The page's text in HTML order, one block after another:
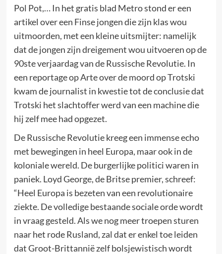
Pol Pot,… In het gratis blad Metro stond er een
artikel over een Finse jongen die zijn klas wou
uitmoorden, met een kleine uitsmijter: namelijk
dat de jongen zijn dreigement wou uitvoeren op de
90ste verjaardag van de Russische Revolutie. In
een reportage op Arte over de moord op Trotski
kwam de journalist in kwestie tot de conclusie dat
Trotski het slachtoffer werd van een machine die
hij zelf mee had opgezet.
De Russische Revolutie kreeg een immense echo
met bewegingen in heel Europa, maar ook in de
koloniale wereld. De burgerlijke politici waren in
paniek. Loyd George, de Britse premier, schreef:
“Heel Europa is bezeten van een revolutionaire
ziekte. De volledige bestaande sociale orde wordt
in vraag gesteld. Als we nog meer troepen sturen
naar het rode Rusland, zal dat er enkel toe leiden
dat Groot-Brittannië zelf bolsjewistisch wordt